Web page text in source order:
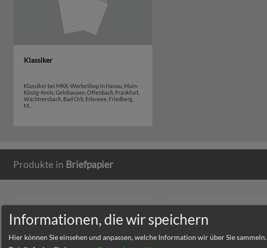
Klassiker
Klassiker bei MKK-WerbeShop in Hanau, Main-
Kinzig-Kreis, Gelnhausen, Offenbach, Frankfurt,
Wächtrersbach, Bad Orb, Erlensee, Friedberg,
M...
Produkte in Briefpapier
Informationen, die wir speichern
Hier können Sie einsehen und anpassen, welche Information wir über Sie sammeln.